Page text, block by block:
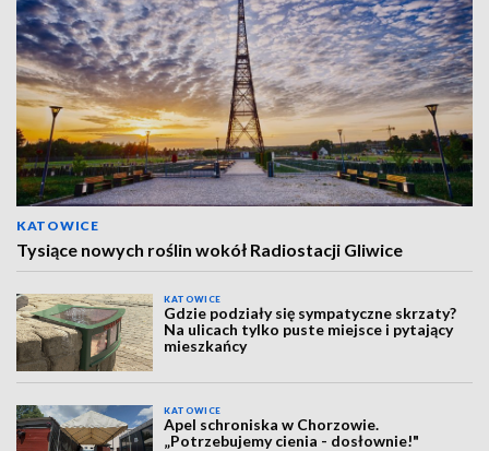
KATOWICE
Tysiące nowych roślin wokół Radiostacji Gliwice
KATOWICE
Gdzie podziały się sympatyczne skrzaty?
Na ulicach tylko puste miejsce i pytający
mieszkańcy
KATOWICE
Apel schroniska w Chorzowie.
„Potrzebujemy cienia - dosłownie!"